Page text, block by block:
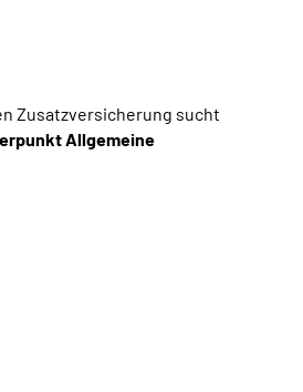
Zusatzversicherung sucht
Allgemeine